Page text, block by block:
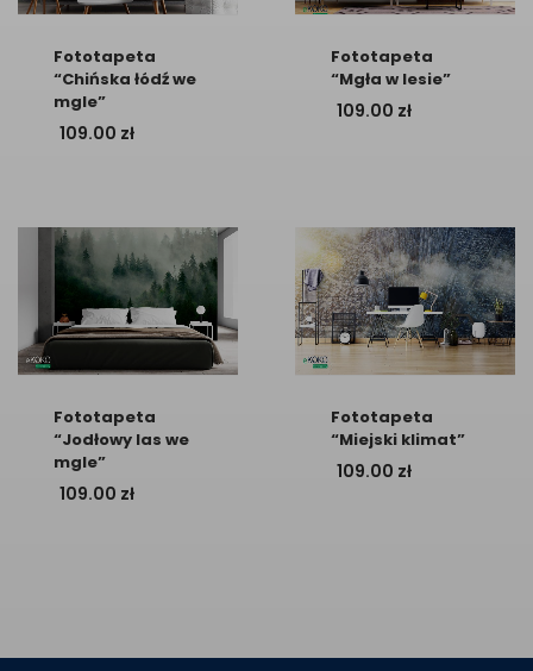
Fototapeta
“Chińska łódź we
mgle”
109.00 zł
Fototapeta
“Mgła w lesie”
109.00 zł
Fototapeta
“Jodłowy las we
mgle”
109.00 zł
Fototapeta
“Miejski klimat”
109.00 zł